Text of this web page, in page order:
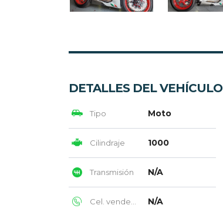
DETALLES DEL VEHÍCULO
Tipo Moto
Cilindraje 1000
Transmisión N/A
Cel. vendedor N/A